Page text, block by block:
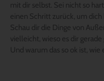
mit dir selbst. Sei nicht so
einen Schritt zurück, um
Schau dir die Dinge von
vielleicht, wieso es dir
Und warum das so ok ist, wie